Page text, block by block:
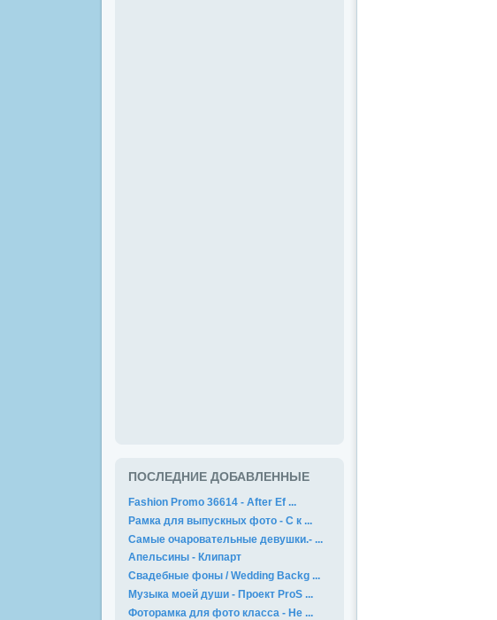
ПОСЛЕДНИЕ ДОБАВЛЕННЫЕ
Fashion Promo 36614 - After Ef ...
Рамка для выпускных фото - С к ...
Самые очаровательные девушки.- ...
Апельсины - Клипарт
Свадебные фоны / Wedding Backg ...
Музыка моей души - Проект ProS ...
Фоторамка для фото класса - Не ...